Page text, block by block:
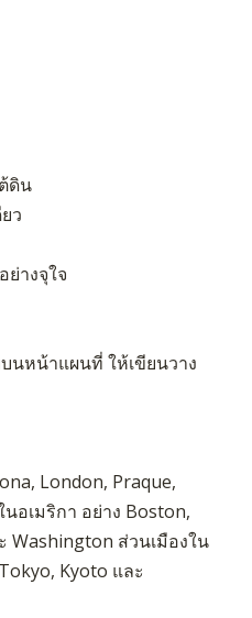
ดิน
ว
างจุใจ
หน้าแผนที่ ให้เขียนวาง
London, Praque,
อเมริกา อย่าง Boston,
Washington ส่วนเมืองใน
Kyoto และ